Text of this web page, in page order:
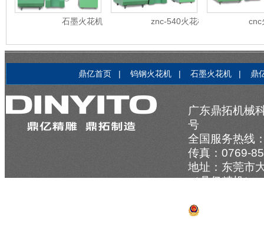
石墨火花机 znc-540火花机 cnc
鼎亿首页 | 钨钢火花机 | 石墨火花机 | 鼎
广东鼎拓机械
号
全国服务热线
传真：0769-
地址：东莞市
（鼎亿精机）